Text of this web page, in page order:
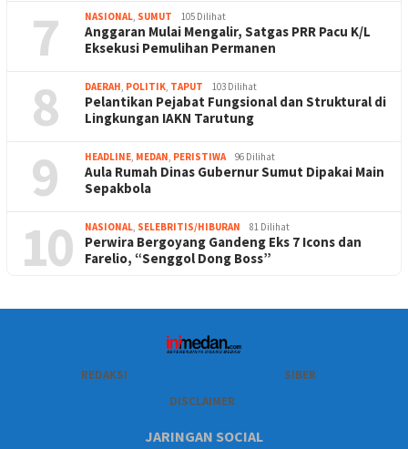
7 NASIONAL, SUMUT 105 Dilihat
Anggaran Mulai Mengalir, Satgas PRR Pacu K/L
Eksekusi Pemulihan Permanen
8 DAERAH, POLITIK, TAPUT 103 Dilihat
Pelantikan Pejabat Fungsional dan Struktural di
Lingkungan IAKN Tarutung
9 HEADLINE, MEDAN, PERISTIWA 96 Dilihat
Aula Rumah Dinas Gubernur Sumut Dipakai Main
Sepakbola
10 NASIONAL, SELEBRITIS/HIBURAN 81 Dilihat
Perwira Bergoyang Gandeng Eks 7 Icons dan
Farelio, “Senggol Dong Boss”
REDAKSI
SIBER
DISCLAIMER
JARINGAN SOCIAL